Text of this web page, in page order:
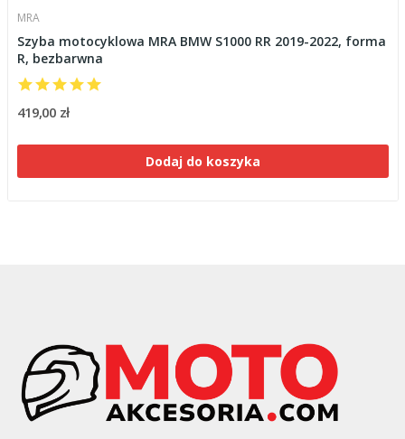
MRA
Szyba motocyklowa MRA BMW S1000 RR 2019-2022, forma
R, bezbarwna
419,00 zł
Dodaj do koszyka